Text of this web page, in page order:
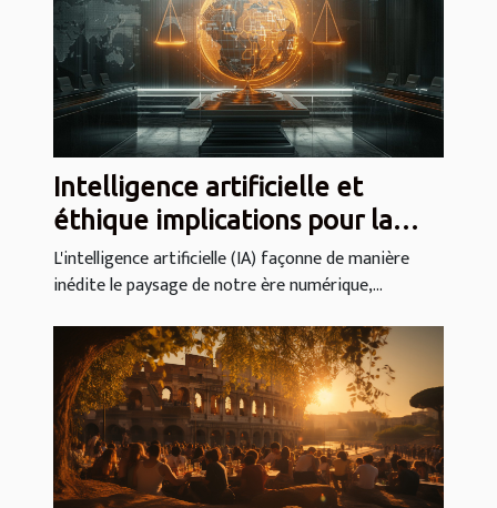
Intelligence artificielle et
éthique implications pour la
gouvernance mondiale
L'intelligence artificielle (IA) façonne de manière
inédite le paysage de notre ère numérique,...